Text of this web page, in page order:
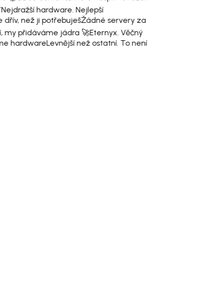
hardware. Nejlepší
než ji potřebuješŽádné servery za
my přidáváme jádra 🚀Eternyx. Věčný
hardwareLevnější než ostatní. To není